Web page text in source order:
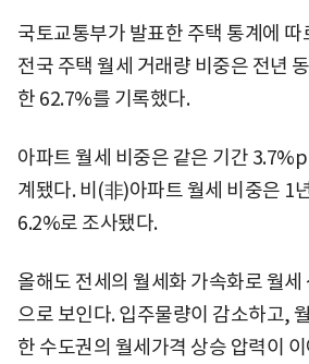
국토교통부가 발표한 주택 통계에
전국 주택 월세 거래량 비중은 전년
한 62.7%를 기록했다.
아파트 월세 비중은 같은 기간
계됐다. 비(非)아파트 월세 비중은 1
6.2%로 조사됐다.
올해도 전세의 월세화 가속화로 월세
으로 보인다. 입주물량이 감소하고,
한 수도권의 월세가격 상승 압력이